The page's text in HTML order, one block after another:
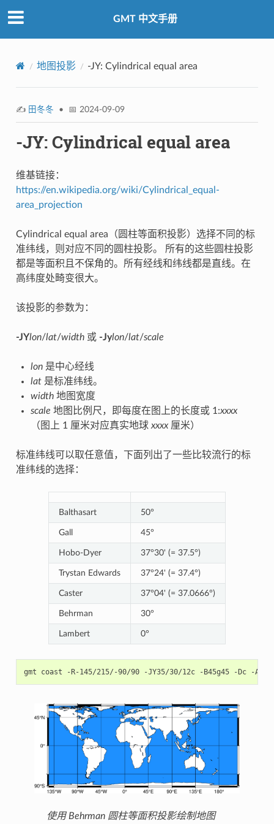
GMT 中文手册
地图投影 -JY: Cylindrical equal area
✍️ 田冬冬 • 📅 2024-09-09
-JY: Cylindrical equal area
维基链接：
https://en.wikipedia.org/wiki/Cylindrical_equal-
area_projection
Cylindrical equal area（圆柱等面积投影）选择不同的标
准纬线，则对应不同的圆柱投影。 所有的这些圆柱投影
都是等面积且不保角的。所有经线和纬线都是直线。在
高纬度处畸变很大。
该投影的参数为：
-JYlon/lat/width或 -Jylon/lat/scale
lon是中心经线
lat是标准纬线。
width地图宽度
scale 地图比例尺，即每度在图上的长度或 1:xxxx
（图上 1 厘米对应真实地球xxxx厘米）
标准纬线可以取任意值，下面列出了一些比较流行的标
准纬线的选择：
Balthasart 50°
Gall 45°
Hobo-Dyer 37°30' (= 37.5°)
Trystan Edwards 37°24' (= 37.4°)
Caster 37°04' (= 37.0666°)
Behrman 30°
Lambert 0°
gmt coast -R-145/215/-90/90 -JY35/30/12c -B45g45 -Dc -
使用 Behrman 圆柱等面积投影绘制地图